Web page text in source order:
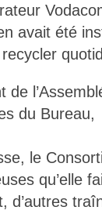
avait été
de
du Bureau,
le
qu’elle
d’autres